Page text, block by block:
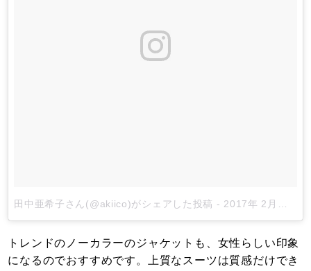
田中亜希子さん(@akiico)がシェアした投稿 - 2017年 2月月15日午後6時30分PST
トレンドのノーカラーのジャケットも、女性らしい印象
になるのでおすすめです。上質なスーツは質感だけでき